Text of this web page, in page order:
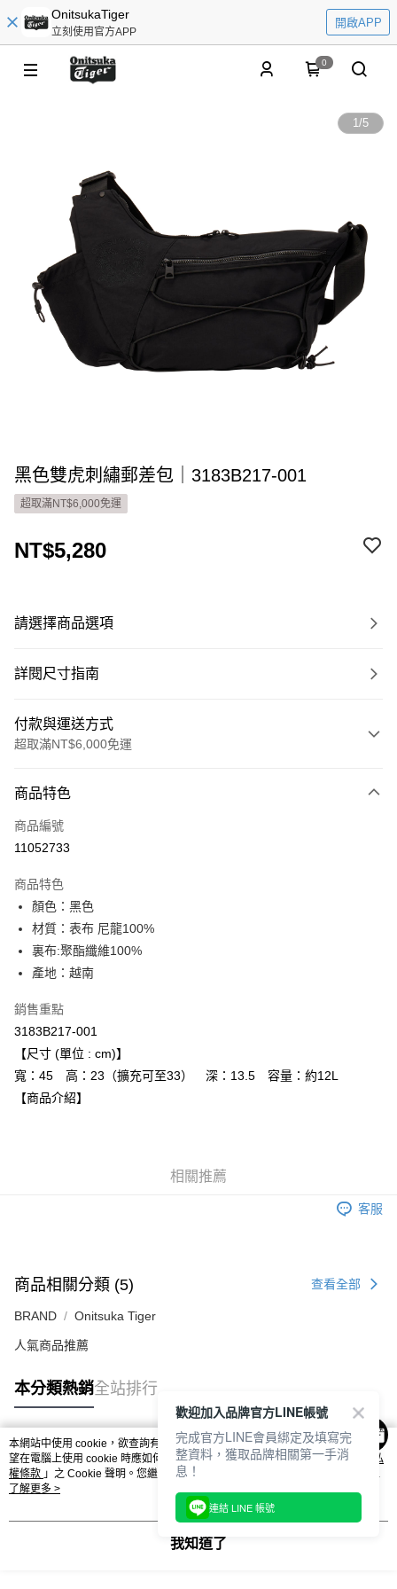
OnitsukaTiger
立刻使用官方APP
開啟APP
0
1/5
黑色雙虎刺繡郵差包｜3183B217-001
超取滿NT$6,000免運
NT$5,280
請選擇商品選項
詳閱尺寸指南
付款與運送方式
超取滿NT$6,000免運
信用卡一次付款
超商取貨付款
Apple Pay
ATM付款
運送方式
全家取貨付款
每筆NT$80，滿NT$6,000(含以上)免運費
付款後全家取貨
付款後7-11取貨
每筆NT$80，滿NT$6,000(含以上)免運費
宅配
商品特色
商品編號
11052733
商品特色
顏色：黑色
材質：表布 尼龍100%
裏布:聚酯纖維100%
產地：越南
銷售重點
3183B217-001
【尺寸 (單位 : cm)】
寬：45 高：23（擴充可至33） 深：13.5 容量：約12L
【商品介紹】
相關推薦
客服
商品相關分類 (5) 查看全部
BRAND Onitsuka Tiger
人氣商品推薦
本分類熱銷全站排行
熱門標籤
本網站中使用 cookie，欲查詢有關本網站使用 cookie 方式之詳情，及若您不希
望在電腦上使用 cookie 時應如何變更電腦的 cookie 設定，請參閱本網站「
隱私
權條款 」之 Cookie 聲明。您繼續使用本網站即表示您同意本公司得按本網站使
用條款之 Cookie 聲明使用 cookie。
了解更多 >
我知道了
歡迎加入品牌官方LINE帳號
完成官方LINE會員綁定及填寫完
整資料，獲取品牌相關第一手消
息！
連結 LINE 帳號